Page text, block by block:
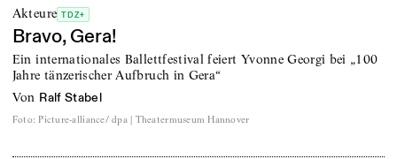
Akteure TDZ+
Bravo, Gera!
Ein internationales Ballettfestival feiert Yvonne Georgi bei „100
Jahre tänzerischer Aufbruch in Gera“
von Ralf Stabel
Foto: Picture-alliance/ dpa | Theatermuseum Hannover